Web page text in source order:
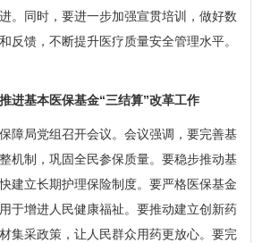
。同时，要进一步加强宣贯培训，做好数
反馈，不断提升医疗质量安全管理水平。
基本医保基金“三结算”改革工作
局党组召开会议。会议强调，要完善基
机制，巩固全民参保质量。要稳步推动基
建立长期护理保险制度。要严格医保基金
于增进人民健康福祉。要推动建立创新药
集采政策，让人民群众用药更放心。要完